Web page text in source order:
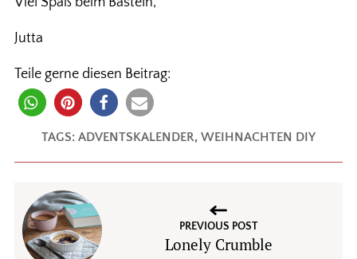
Jutta
Teile gerne diesen Beitrag:
TAGS: ADVENTSKALENDER, WEIHNACHTEN DIY
PREVIOUS POST
Lonely Crumble